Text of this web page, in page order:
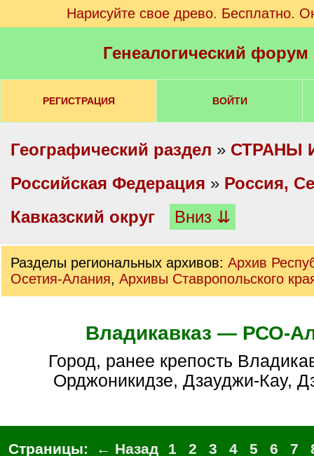
Нарисуйте свое древо. Бесплатно.
Генеалогический
РЕГИСТРАЦИЯ ВОЙТИ
Географический раздел » СТРАНЫ
Российская Федерация » Россия,
Кавказский округ
Вниз ⇊
Разделы региональных архивов: Архив
Осетия-Алания, Архивы Ставропольского
Владикавказ — РСО-
город, ранее крепость Владикавказ, также
Орджоникидзе, Дзауджи-Кау,
Страницы: ← Назад 1 2 3 4 5 6 7